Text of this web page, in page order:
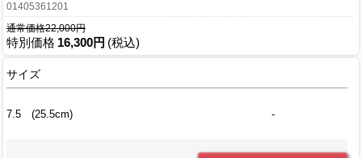
01405361201
通常価格22,000円
特別価格 16,300円 (税込)
サイズ
7.5 (25.5cm) -